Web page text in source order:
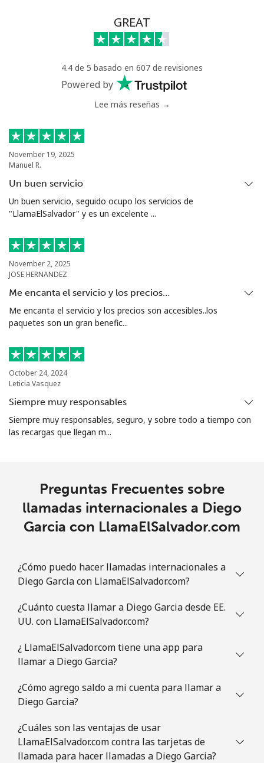
GREAT
4.4 de 5 basado en 607 de revisiones
Powered by
Lee más reseñas →
November 19, 2025
Manuel R.
Un buen servicio
Un buen servicio, seguido ocupo los servicios de
"LlamaElSalvador" y es un excelente ...
November 2, 2025
JOSE HERNANDEZ
Me encanta el servicio y los precios…
Me encanta el servicio y los precios son accesibles..los
paquetes son un gran benefic...
October 24, 2024
Leticia Vasquez
Siempre muy responsables
Siempre muy responsables, seguro, y sobre todo a tiempo con
las recargas que llegan m...
Preguntas Frecuentes sobre
llamadas internacionales a Diego
Garcia con LlamaElSalvador.com
¿Cómo puedo hacer llamadas internacionales a
Diego Garcia con LlamaElSalvador.com?
¿Cuánto cuesta llamar a Diego Garcia desde EE.
UU. con LlamaElSalvador.com?
¿ LlamaElSalvador.com tiene una app para
llamar a Diego Garcia?
¿Cómo agrego saldo a mi cuenta para llamar a
Diego Garcia?
¿Cuáles son las ventajas de usar
LlamaElSalvador.com contra las tarjetas de
llamada para hacer llamadas a Diego Garcia?